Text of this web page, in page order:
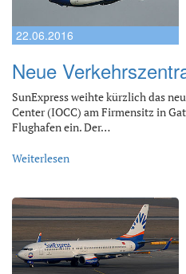
22.06.2016
Neue
SunExpress weihte kürzlich das
Center (IOCC) am Firmensitz in
Flughafen ein. Der…
Weiterlesen